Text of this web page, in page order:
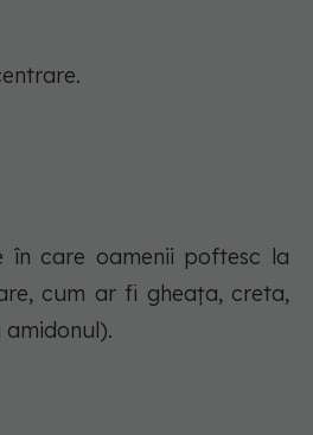
în care oamenii poftesc la
cum ar fi gheața, creta,